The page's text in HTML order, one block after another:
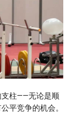
支柱——无论是顺
平竞争的机会。